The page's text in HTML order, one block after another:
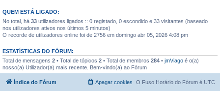
QUEM ESTÁ LIGADO:
No total, há 33 utilizadores ligados :: 0 registado, 0 escondido e 33 visitantes (baseado
nos utilizadores ativos nos últimos 5 minutos)
O recorde de utilizadores online foi de 2756 em domingo abr 05, 2026 4:08 pm
ESTATÍSTICAS DO FÓRUM:
Total de mensagens 2 • Total de tópicos 2 • Total de membros 284 • jmViago é o(a)
nosso(a) Utilizador(a) mais recente. Bem-vindo(a) ao Fórum
Índice do Fórum O Fuso Horário do Fórum é UTC
Apagar cookies